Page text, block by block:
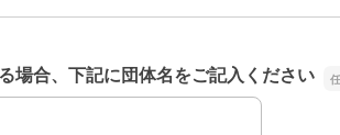
場合、下記に団体名をご記入ください
合、下記に団体名をご記入ください